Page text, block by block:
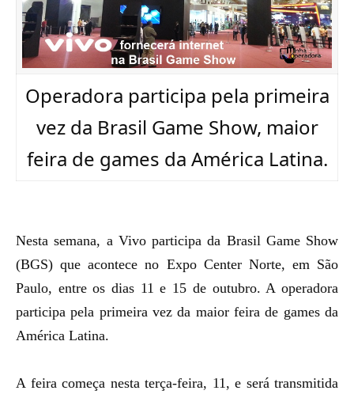
Operadora participa pela primeira
vez da Brasil Game Show, maior
feira de games da América Latina.
Nesta semana, a Vivo participa da Brasil Game Show
(BGS) que acontece no Expo Center Norte, em São
Paulo, entre os dias 11 e 15 de outubro. A operadora
participa pela primeira vez da maior feira de gamesda
América Latina.
A feira começa nesta terça-feira, 11, e será transmitida